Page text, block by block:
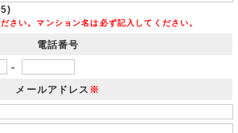
さい。マンション名は必ず記入してください。
電話番号
-
メールアドレス ※